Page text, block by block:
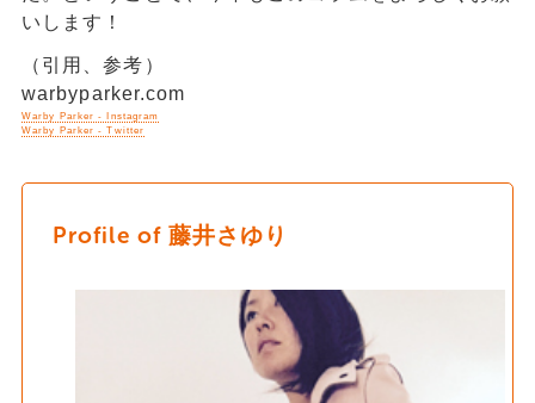
いします！
（引用、参考）
warbyparker.com
Warby Parker - Instagram
Warby Parker - Twitter
Profile of 藤井さゆり